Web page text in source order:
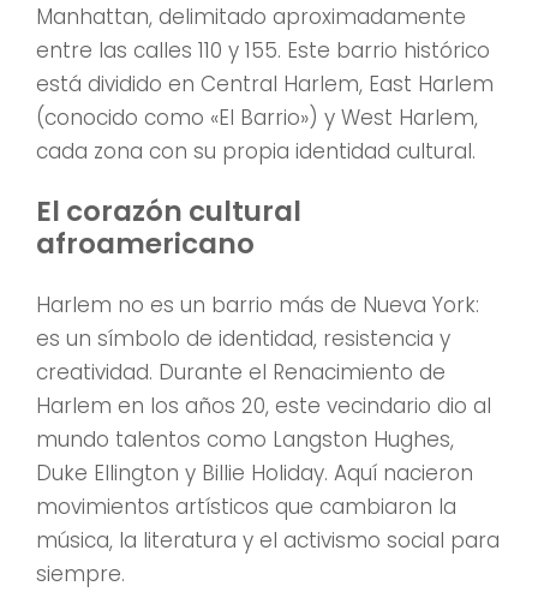
Manhattan, delimitado aproximadamente
entre las calles 110 y 155. Este barrio histórico
está dividido en Central Harlem, East Harlem
(conocido como «El Barrio») y West Harlem,
cada zona con su propia identidad cultural.
El corazón cultural
afroamericano
Harlem no es un barrio más de Nueva York:
es un símbolo de identidad, resistencia y
creatividad. Durante el Renacimiento de
Harlem en los años 20, este vecindario dio al
mundo talentos como Langston Hughes,
Duke Ellington y Billie Holiday. Aquí nacieron
movimientos artísticos que cambiaron la
música, la literatura y el activismo social para
siempre.